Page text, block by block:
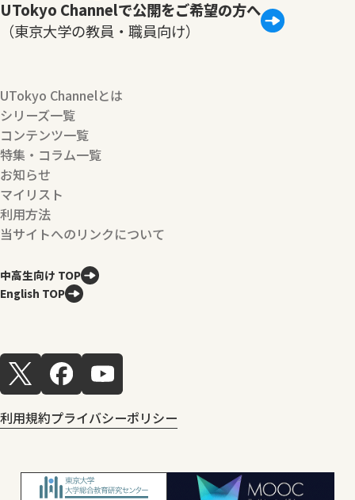
UTokyo Channelで公開をご希望の方へ
（東京大学の教員・職員向け）
UTokyo Channelとは
シリーズ一覧
コンテンツ一覧
特集・コラム一覧
お知らせ
マイリスト
利用方法
当サイトへのリンクについて
中高生向け TOP
English TOP
利用規約プライバシーポリシー